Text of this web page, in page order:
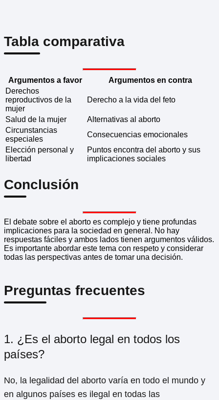
Tabla comparativa
Argumentos a favor
Argumentos en contra
Derechos
reproductivos de la
mujer
Derecho a la vida del feto
Salud de la mujer
Alternativas al aborto
Circunstancias
especiales
Consecuencias emocionales
Elección personal y
libertad
Puntos encontra del aborto y sus
implicaciones sociales
Conclusión
El debate sobre el aborto es complejo y tiene profundas
implicaciones para la sociedad en general. No hay
respuestas fáciles y ambos lados tienen argumentos válidos.
Es importante abordar este tema con respeto y considerar
todas las perspectivas antes de tomar una decisión.
Preguntas frecuentes
1. ¿Es el aborto legal en todos los
países?
No, la legalidad del aborto varía en todo el mundo y
en algunos países es ilegal en todas las